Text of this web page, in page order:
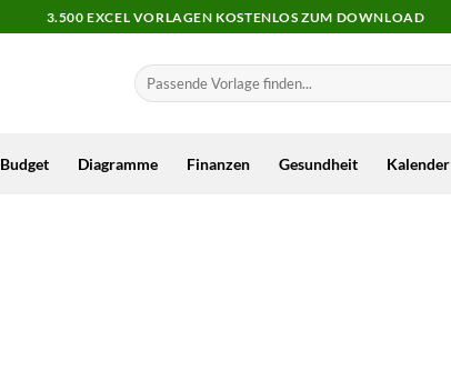
3.500 EXCEL VORLAGEN KOSTENLOS ZUM DOWNLOAD
Budget Diagramme Finanzen Gesundheit Kalender